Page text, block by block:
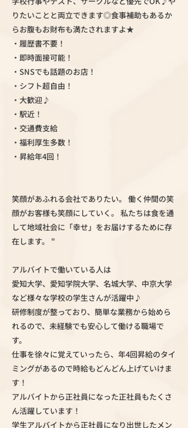
りたいことと両立できます◎食事補助もあるか
らお腹もお財布も満たされますよ★
・履歴書不要！
・即時面接可能！
・SNSでも話題のお店！
・シフト超自由！
・大歓迎♪
・駅近！
・交通費支給
・福利厚生多数！
・昇給年4回！
笑顔があふれる会社でありたい。 働く仲間の笑
顔がお客様も笑顔にしていく。 私たちは食を通
して地域社会に「幸せ」をお届けするために存
在します。 "
アルバイトで働いている人は
愛知大学、愛知学院大学、名城大学、中京大学
など様々な学校の学生さんが活躍中♪
研修制度が整っており、簡単な業務から始めら
れるので、未経験でも安心して働ける職場で
す。
仕事を徐々に覚えていったら、年4回昇給のタイ
ミングがあるので時給もどんどん上げていけま
す！
アルバイトから正社員になった正社員もたくさ
ん活躍しています！
学生アルバイトから正社員になり出世したメン